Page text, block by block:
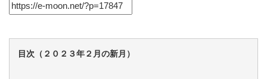
目次（２０２３年２月の新月）